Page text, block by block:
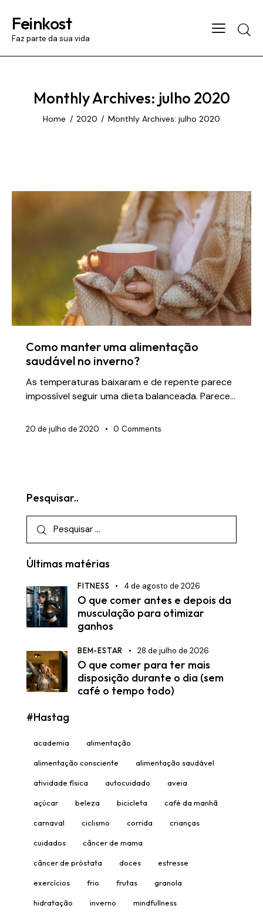
Feinkost
Faz parte da sua vida
Monthly Archives: julho 2020
Home 2020 Monthly Archives: julho 2020
Como manter uma alimentação
saudável no inverno?
As temperaturas baixaram e de repente parece
impossível seguir uma dieta balanceada. Parece…
20 de julho de 2020 0 Comments
Pesquisar..
Pesquisar
por:
Últimas matérias
FITNESS 4 de agosto de 2026
O que comer antes e depois da
musculação para otimizar
ganhos
BEM-ESTAR 28 de julho de 2026
O que comer para ter mais
disposição durante o dia (sem
café o tempo todo)
#Hastag
academia alimentação
alimentação consciente alimentação saudável
atividade física autocuidado aveia
açúcar beleza bicicleta café da manhã
carnaval ciclismo corrida crianças
cuidados câncer de mama
câncer de próstata doces estresse
exercícios frio frutas granola
hidratação inverno mindfullness